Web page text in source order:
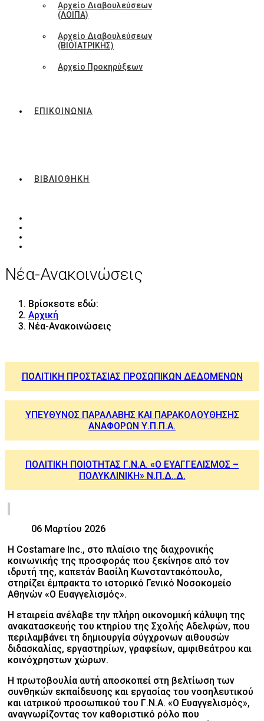
Αρχείο Διαβουλεύσεων
(ΛΟΙΠΑ)
Αρχείο Διαβουλεύσεων
(ΒΙΟΪΑΤΡΙΚΗΣ)
Αρχείο Προκηρύξεων
ΕΠΙΚΟΙΝΩΝΙΑ
ΒΙΒΛΙΟΘΗΚΗ
Νέα-Ανακοινώσεις
Βρίσκεστε εδώ:
Αρχική
Νέα-Ανακοινώσεις
ΠΟΛΙΤΙΚΗ ΠΡΟΣΤΑΣΙΑΣ ΠΡΟΣΩΠΙΚΩΝ ΔΕΔΟΜΕΝΩΝ
ΥΠΕΥΘΥΝΟΣ ΠΑΡΑΛΑΒΗΣ ΚΑΙ ΠΑΡΑΚΟΛΟΥΘΗΣΗΣ
ΑΝΑΦΟΡΩΝ Υ.Π.Π.Α.
ΠΟΛΙΤΙΚΗ ΠΟΙΟΤΗΤΑΣ Γ.Ν.Α. «Ο ΕΥΑΓΓΕΛΙΣΜΟΣ –
ΠΟΛΥΚΛΙΝΙΚΗ» Ν.Π.Δ..Δ.
06 Μαρτίου 2026
Η Costamare Inc., στο πλαίσιο της διαχρονικής
κοινωνικής της προσφοράς που ξεκίνησε από τον
ιδρυτή της, καπετάν Βασίλη Κωνσταντακόπουλο,
στηρίζει έμπρακτα το ιστορικό Γενικό Νοσοκομείο
Αθηνών «Ο Ευαγγελισμός».
Η εταιρεία ανέλαβε την πλήρη οικονομική κάλυψη της
ανακατασκευής του κτηρίου της Σχολής Αδελφών, που
περιλαμβάνει τη δημιουργία σύγχρονων αιθουσών
διδασκαλίας, εργαστηρίων, γραφείων, αμφιθεάτρου και
κοινόχρηστων χώρων.
Η πρωτοβουλία αυτή αποσκοπεί στη βελτίωση των
συνθηκών εκπαίδευσης και εργασίας του νοσηλευτικού
και ιατρικού προσωπικού του Γ.Ν.Α. «Ο Ευαγγελισμός»,
αναγνωρίζοντας τον καθοριστικό ρόλο που